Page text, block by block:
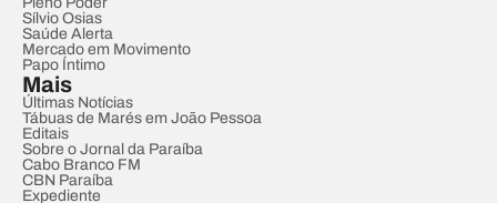
Sílvio Osias
Saúde Alerta
Mercado em Movimento
Papo Íntimo
Mais
Últimas Notícias
Tábuas de Marés em João Pessoa
Editais
Sobre o Jornal da Paraíba
Cabo Branco FM
CBN Paraíba
Expediente